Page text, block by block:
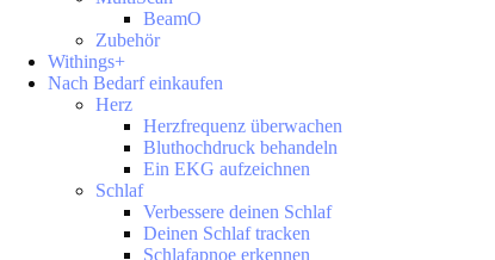
BeamO
Zubehör
Withings+
Nach Bedarf einkaufen
Herz
Herzfrequenz überwachen
Bluthochdruck behandeln
Ein EKG aufzeichnen
Schlaf
Verbessere deinen Schlaf
Deinen Schlaf tracken
Schlafapnoe erkennen